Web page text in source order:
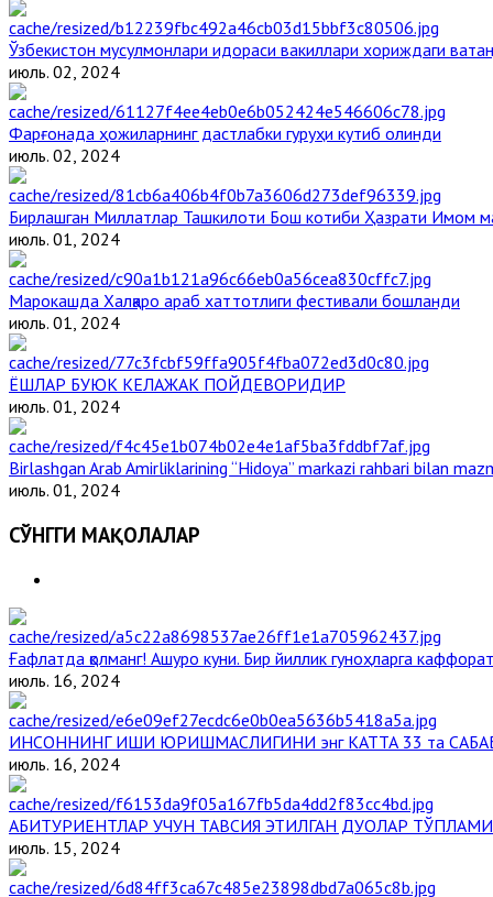
Ўзбекистон мусулмонлари идораси вакиллари хориждаги
июль. 02, 2024
Фарғонада ҳожиларнинг дастлабки гуруҳи кутиб олинди
июль. 02, 2024
Бирлашган Миллатлар Ташкилоти Бош котиби Ҳазрати Имом
июль. 01, 2024
Марокашда Халқаро араб хаттотлиги фестивали бошланди
июль. 01, 2024
ЁШЛАР БУЮК КЕЛАЖАК ПОЙДЕВОРИДИР
июль. 01, 2024
Birlashgan Arab Amirliklarining “Hidoya” markazi rahbari bilan
июль. 01, 2024
СЎНГГИ МАҚОЛАЛАР
Ғафлатда қолманг! Ашуро куни. Бир йиллик гуноҳларга
июль. 16, 2024
ИНСОННИНГ ИШИ ЮРИШМАСЛИГИНИ энг КАТТА 33 та
июль. 16, 2024
АБИТУРИЕНТЛАР УЧУН ТАВСИЯ ЭТИЛГАН ДУОЛАР ТЎПЛАМИ
июль. 15, 2024